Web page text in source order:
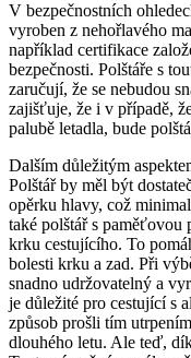
V ⁤bezpečnostních
vyroben z ⁤nehořlavého
například certifikace
bezpečnosti.‍ Polštáře ‍s
zaručují, že se⁤ nebudou
zajišťuje, ‌že i⁣ v⁢ případě,‌
palubě letadla,​ bude
Dalším důležitým
Polštář by měl být
opěrku hlavy, což
také polštář ⁢s paměťovou
krku cestujícího. To
bolesti krku a‍ zad. ​Při
snadno udržovatelný a
je důležité ‌pro‌ cestující s
způsob prošli tím
dlouhého letu. Ale teď,